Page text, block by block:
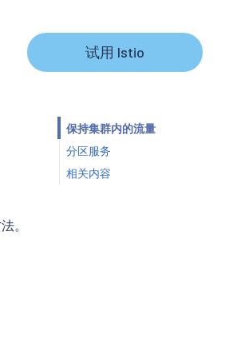
试用 Istio
。
保持集群内的流量
分区服务
相关内容